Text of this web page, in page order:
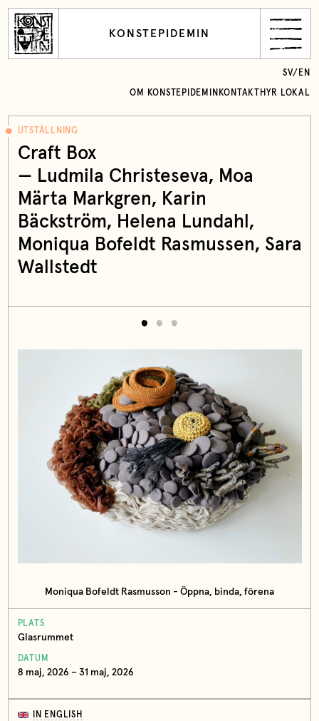
KONSTEPIDEMIN
OM KONSTEPIDEMIN KONTAKT HYR LOKAL
SV/ EN
UTSTÄLLNING
Craft Box
— Ludmila Christeseva, Moa
Märta Markgren, Karin
Bäckström, Helena Lundahl,
Moniqua Bofeldt Rasmussen, Sara
Wallstedt
Moniqua Bofeldt Rasmusson - Öppna, binda, förena
PLATS
Glasrummet
DATUM
8 maj, 2026 – 31 maj, 2026
IN ENGLISH